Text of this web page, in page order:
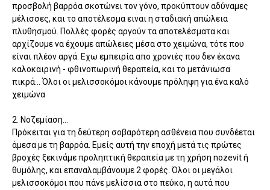
προσβολή βαρρόα σκοτώνει τον γόνο, προκύπτουν αδύναμες
μέλισσες, και το αποτέλεσμα ειναι η σταδιακή απώλεια
πλυθησμού. Πολλές φορές αργούν τα αποτελέσματα και
αρχίζουμε να έχουμε απώλειες μέσα στο χειμώνα, τότε που
είναι πλέον αργά. Εχω εμπειρία απο χρονιές που δεν έκανα
καλοκαιρινή - φθινοπωρινή θεραπεία, και το μετάνιωσα
πικρά... Όλοι οι μελισσοκόμοι κάνουμε πρόληψη για ένα καλό
χειμώνα
2. Νοζεμίαση...
Πρόκειται για τη δεύτερη σοβαρότερη ασθένεια που συνδέεται
άμεσα με τη βαρρόα. Εμείς αυτή την εποχή μετά τις πρώτες
βροχές ξεκινάμε προληπτική θεραπεία με τη χρήση nozevit ή
θυμόλης, και επαναλαμβάνουμε 2 φορές. Όλοι οι μεγάλοι
μελισσοκόμοι που πάνε μελίσσια στο πεύκο, η αυτά που